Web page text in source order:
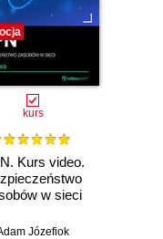
kurs
Kurs video.
w sieci
Józefiok